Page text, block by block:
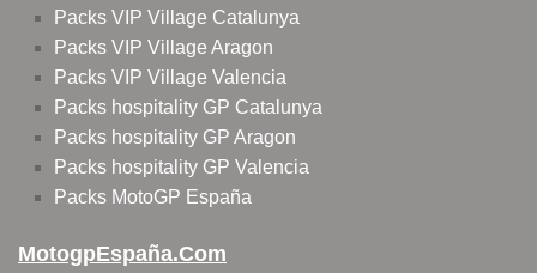
Packs VIP Village Catalunya
Packs VIP Village Aragon
Packs VIP Village Valencia
Packs hospitality GP Catalunya
Packs hospitality GP Aragon
Packs hospitality GP Valencia
Packs MotoGP España
MotogpEspaña.com